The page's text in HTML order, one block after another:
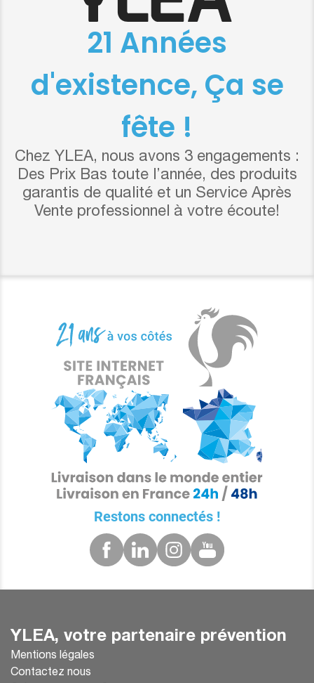
21 Années
d'existence, Ça se
fête !
Chez YLEA, nous avons 3 engagements :
Des Prix Bas toute l’année, des produits
garantis de qualité et un Service Après
Vente professionnel à votre écoute!
Restons connectés !
YLEA, votre partenaire prévention
Mentions légales
Contactez nous